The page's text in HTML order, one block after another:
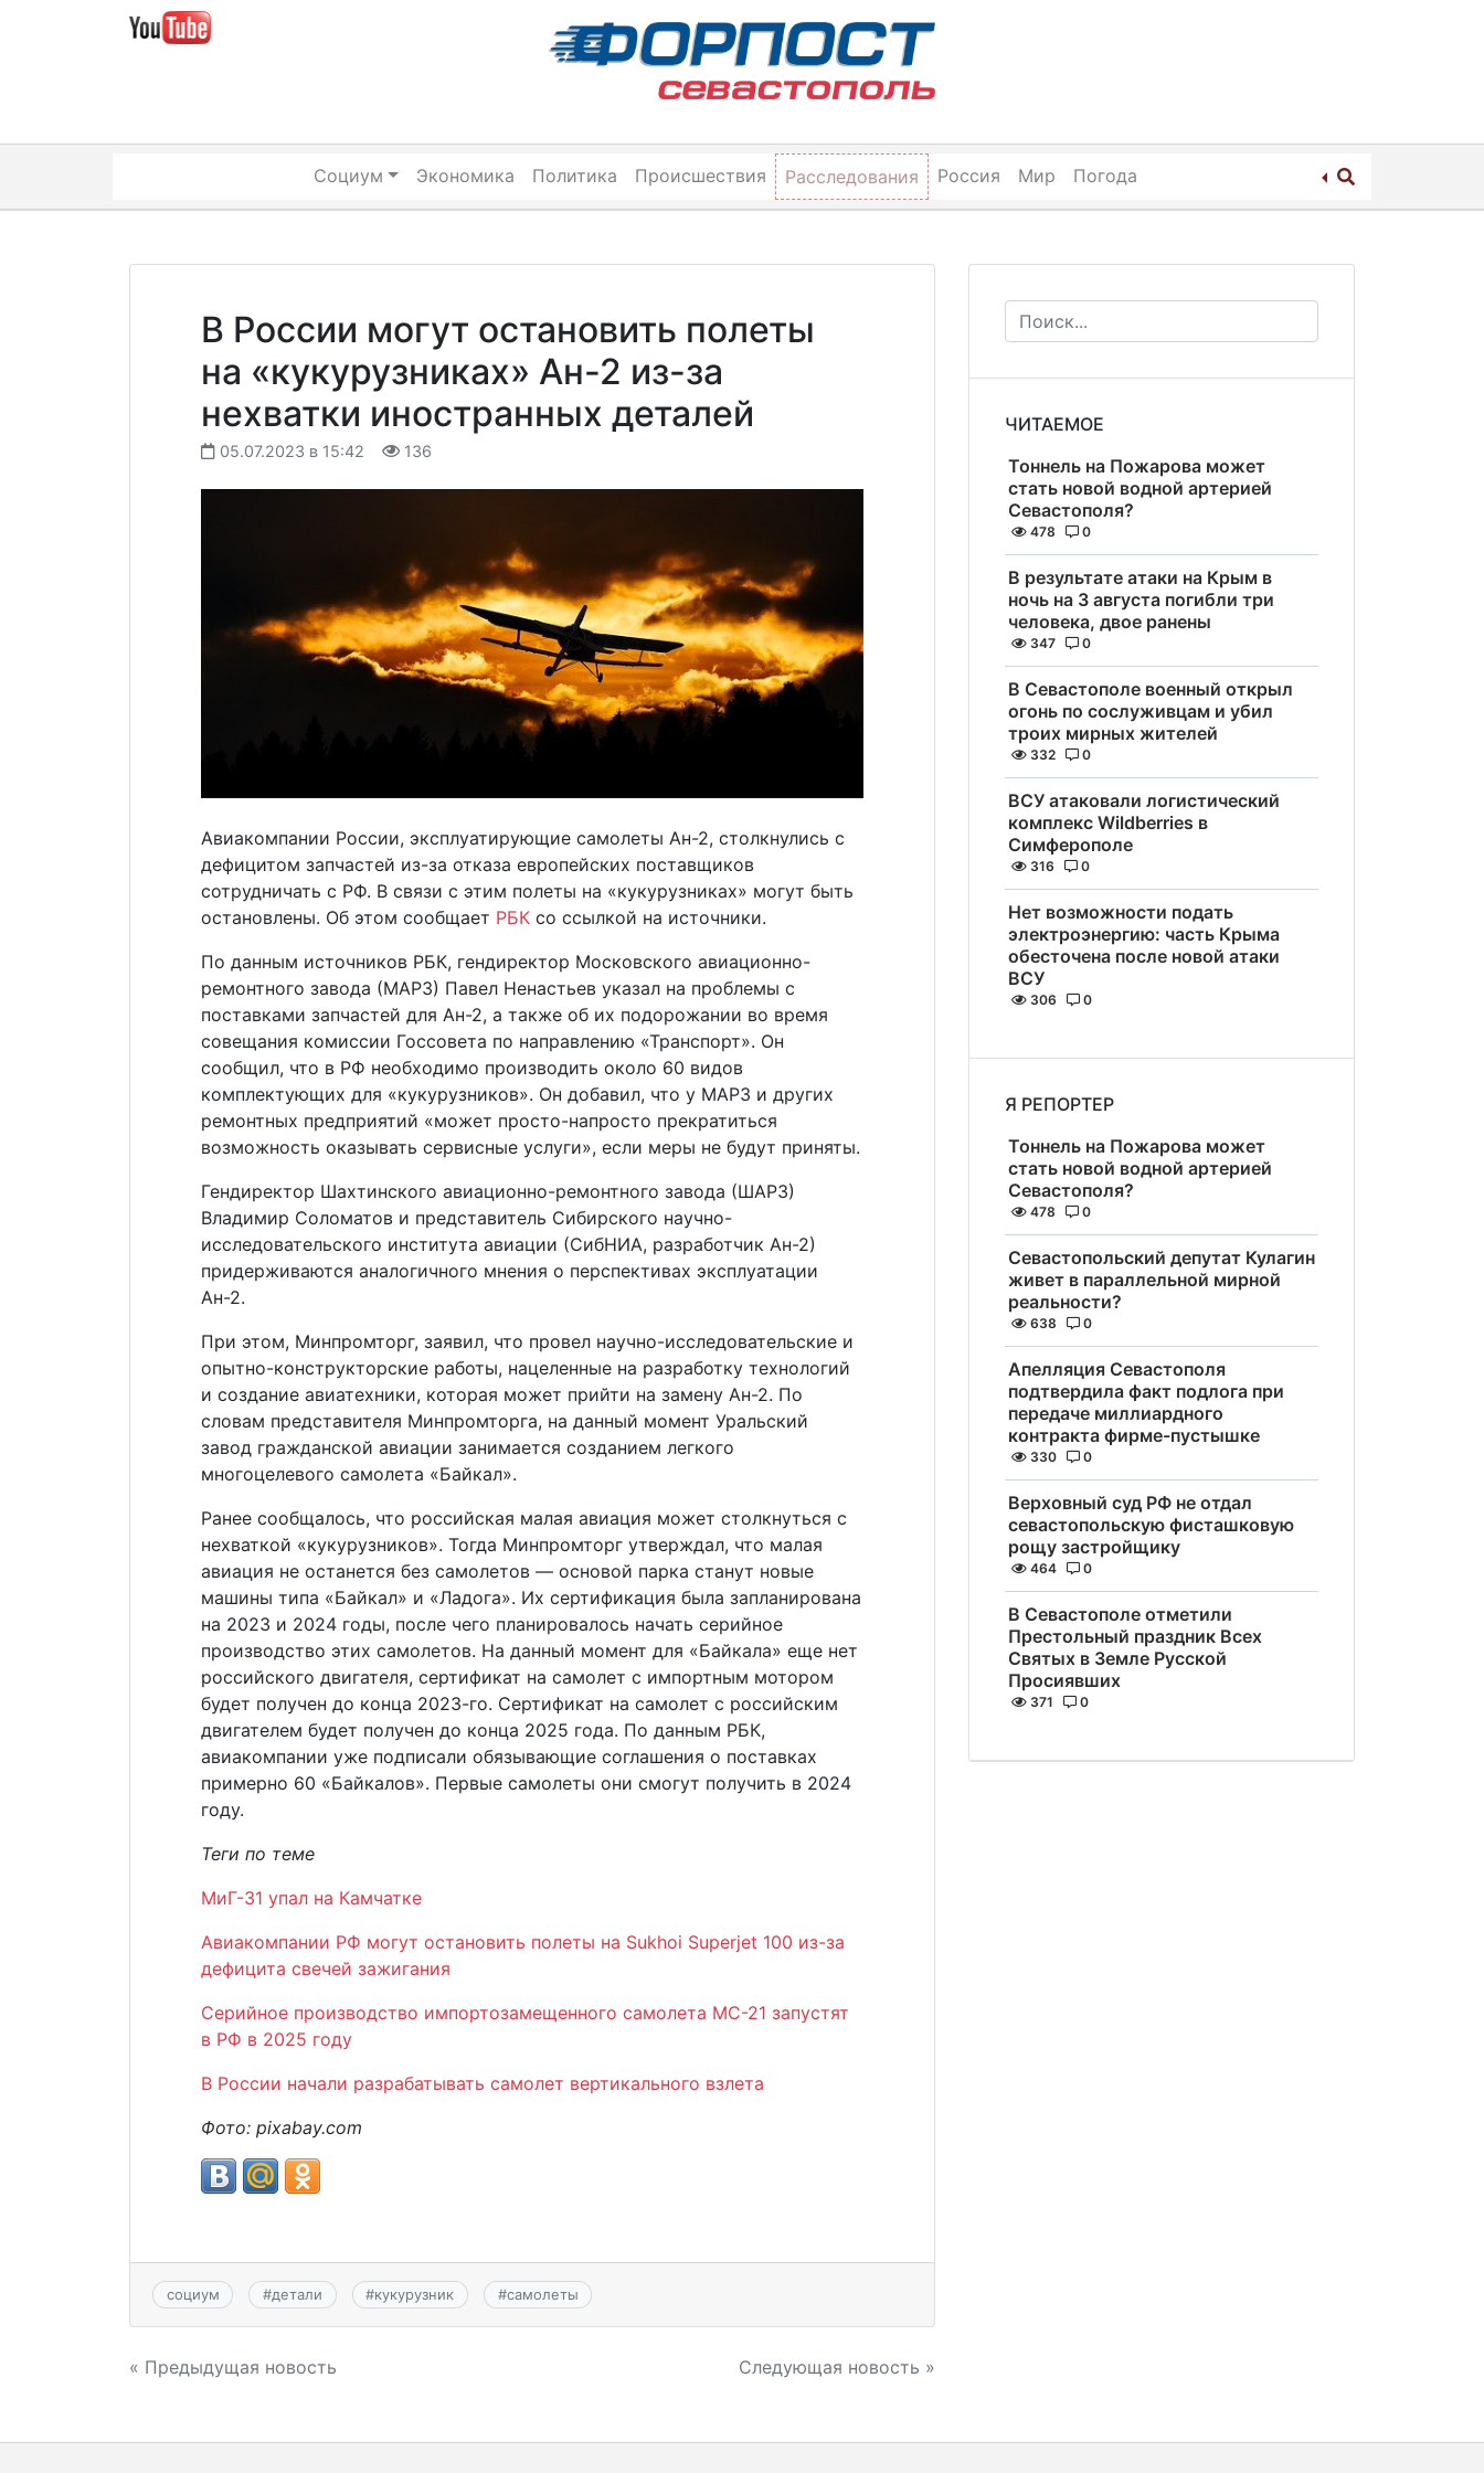
Социум Экономика Политика Происшествия Расследования Россия Мир Погода
В России могут остановить полеты
на «кукурузниках» Ан-2 из-за
нехватки иностранных деталей
05.07.2023 в 15:42 136
Авиакомпании России, эксплуатирующие самолеты Ан-2, столкнулись с
дефицитом запчастей из-за отказа европейских поставщиков
сотрудничать с РФ. В связи с этим полеты на «кукурузниках» могут быть
остановлены. Об этом сообщает РБК со ссылкой на источники.
По данным источников РБК, гендиректор Московского авиационно-
ремонтного завода (МАРЗ) Павел Ненастьев указал на проблемы с
поставками запчастей для Ан-2, а также об их подорожании во время
совещания комиссии Госсовета по направлению «Транспорт». Он
сообщил, что в РФ необходимо производить около 60 видов
комплектующих для «кукурузников». Он добавил, что у МАРЗ и других
ремонтных предприятий «может просто-напросто прекратиться
возможность оказывать сервисные услуги», если меры не будут приняты.
Гендиректор Шахтинского авиационно-ремонтного завода (ШАРЗ)
Владимир Соломатов и представитель Сибирского научно-
исследовательского института авиации (СибНИА, разработчик Ан-2)
придерживаются аналогичного мнения о перспективах эксплуатации
Ан-2.
При этом, Минпромторг, заявил, что провел научно-исследовательские и
опытно-конструкторские работы, нацеленные на разработку технологий
и создание авиатехники, которая может прийти на замену Ан-2. По
словам представителя Минпромторга, на данный момент Уральский
завод гражданской авиации занимается созданием легкого
многоцелевого самолета «Байкал».
Ранее сообщалось, что российская малая авиация может столкнуться с
нехваткой «кукурузников». Тогда Минпромторг утверждал, что малая
авиация не останется без самолетов — основой парка станут новые
машины типа «Байкал» и «Ладога». Их сертификация была запланирована
на 2023 и 2024 годы, после чего планировалось начать серийное
производство этих самолетов. На данный момент для «Байкала» еще нет
российского двигателя, сертификат на самолет с импортным мотором
будет получен до конца 2023-го. Сертификат на самолет с российским
двигателем будет получен до конца 2025 года. По данным РБК,
авиакомпании уже подписали обязывающие соглашения о поставках
примерно 60 «Байкалов». Первые самолеты они смогут получить в 2024
году.
Теги по теме
МиГ-31 упал на Камчатке
Авиакомпании РФ могут остановить полеты на Sukhoi Superjet 100 из-за
дефицита свечей зажигания
Серийное производство импортозамещенного самолета МС-21 запустят
в РФ в 2025 году
В России начали разрабатывать самолет вертикального взлета
Фото: pixabay.com
социум #детали #кукурузник #самолеты
Навигация
записям
« Предыдущая новость Следующая новость »
ЧИТАЕМОЕ
Тоннель на Пожарова может
стать новой водной артерией
Севастополя?
478 0
В результате атаки на Крым в
ночь на 3 августа погибли три
человека, двое ранены
347 0
В Севастополе военный открыл
огонь по сослуживцам и убил
троих мирных жителей
332 0
ВСУ атаковали логистический
комплекс Wildberries в
Симферополе
316 0
Нет возможности подать
электроэнергию: часть Крыма
обесточена после новой атаки
ВСУ
306 0
Я РЕПОРТЕР
Тоннель на Пожарова может
стать новой водной артерией
Севастополя?
478 0
Севастопольский депутат Кулагин
живет в параллельной мирной
реальности?
638 0
Апелляция Севастополя
подтвердила факт подлога при
передаче миллиардного
контракта фирме-пустышке
330 0
Верховный суд РФ не отдал
севастопольскую фисташковую
рощу застройщику
464 0
В Севастополе отметили
Престольный праздник Всех
Святых в Земле Русской
Просиявших
371 0